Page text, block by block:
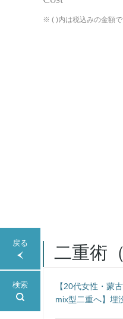
戻る
検索
※ ( )内は税込みの金額で
二重術
【20代女性・蒙
mix型二重へ】埋